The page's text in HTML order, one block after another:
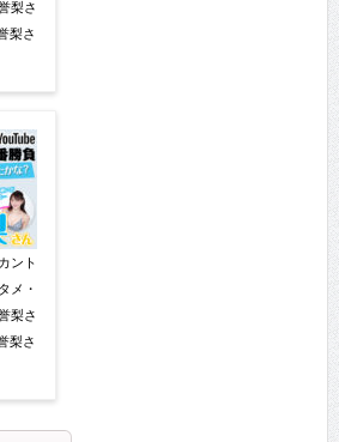
梨さ
梨さ
ント
メ・
梨さ
梨さ